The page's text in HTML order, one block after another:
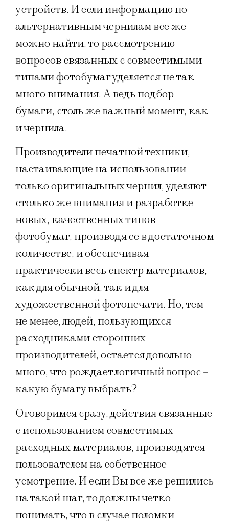
устройств. И если информацию по
альтернативным чернилам все же
можно найти, то рассмотрению
вопросов связанных с совместимыми
типами фотобумаг уделяется не так
много внимания. А ведь подбор
бумаги, столь же важный момент, как
и чернила.
Производители печатной техники,
настаивающие на использовании
только оригинальных чернил, уделяют
столько же внимания и разработке
новых, качественных типов
фотобумаг, производя ее в достаточном
количестве, и обеспечивая
практически весь спектр материалов,
как для обычной, так и для
художественной фотопечати. Но, тем
не менее, людей, пользующихся
расходниками сторонних
производителей, остается довольно
много, что рождает логичный вопрос –
какую бумагу выбрать?
Оговоримся сразу, действия связанные
с использованием совместимых
расходных материалов, производятся
пользователем на собственное
усмотрение. И если Вы все же решились
на такой шаг, то должны четко
понимать, что в случае поломки